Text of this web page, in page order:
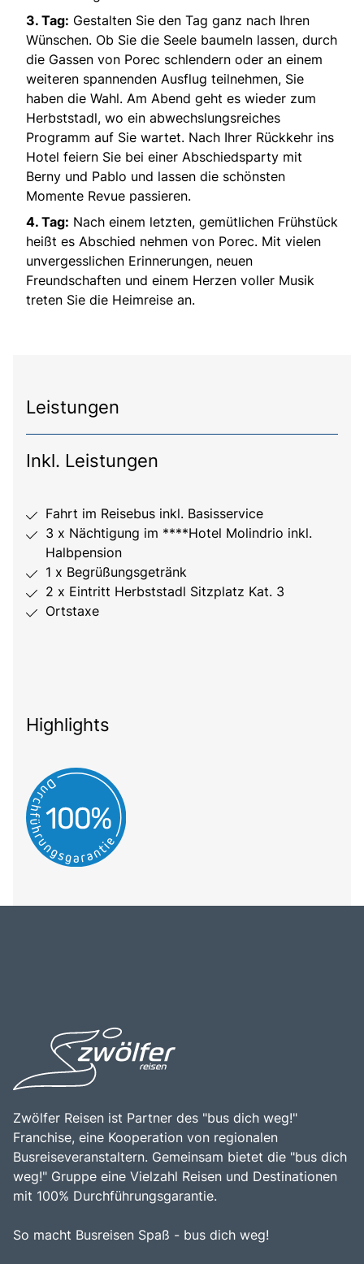
3. Tag: Gestalten Sie den Tag ganz nach Ihren
Wünschen. Ob Sie die Seele baumeln lassen, durch
die Gassen von Porec schlendern oder an einem
weiteren spannenden Ausflug teilnehmen, Sie
haben die Wahl. Am Abend geht es wieder zum
Herbststadl, wo ein abwechslungsreiches
Programm auf Sie wartet. Nach Ihrer Rückkehr ins
Hotel feiern Sie bei einer Abschiedsparty mit
Berny und Pablo und lassen die schönsten
Momente Revue passieren.
4. Tag: Nach einem letzten, gemütlichen Frühstück
heißt es Abschied nehmen von Porec. Mit vielen
unvergesslichen Erinnerungen, neuen
Freundschaften und einem Herzen voller Musik
treten Sie die Heimreise an.
Leistungen
Inkl. Leistungen
Fahrt im Reisebus inkl. Basisservice
3 x Nächtigung im ****Hotel Molindrio inkl.
Halbpension
1 x Begrüßungsgetränk
2 x Eintritt Herbststadl Sitzplatz Kat. 3
Ortstaxe
Highlights
Zwölfer Reisen ist Partner des "bus dich weg!"
Franchise, eine Kooperation von regionalen
Busreiseveranstaltern. Gemeinsam bietet die "bus dich
weg!" Gruppe eine Vielzahl Reisen und Destinationen
mit 100% Durchführungsgarantie.
So macht Busreisen Spaß - bus dich weg!